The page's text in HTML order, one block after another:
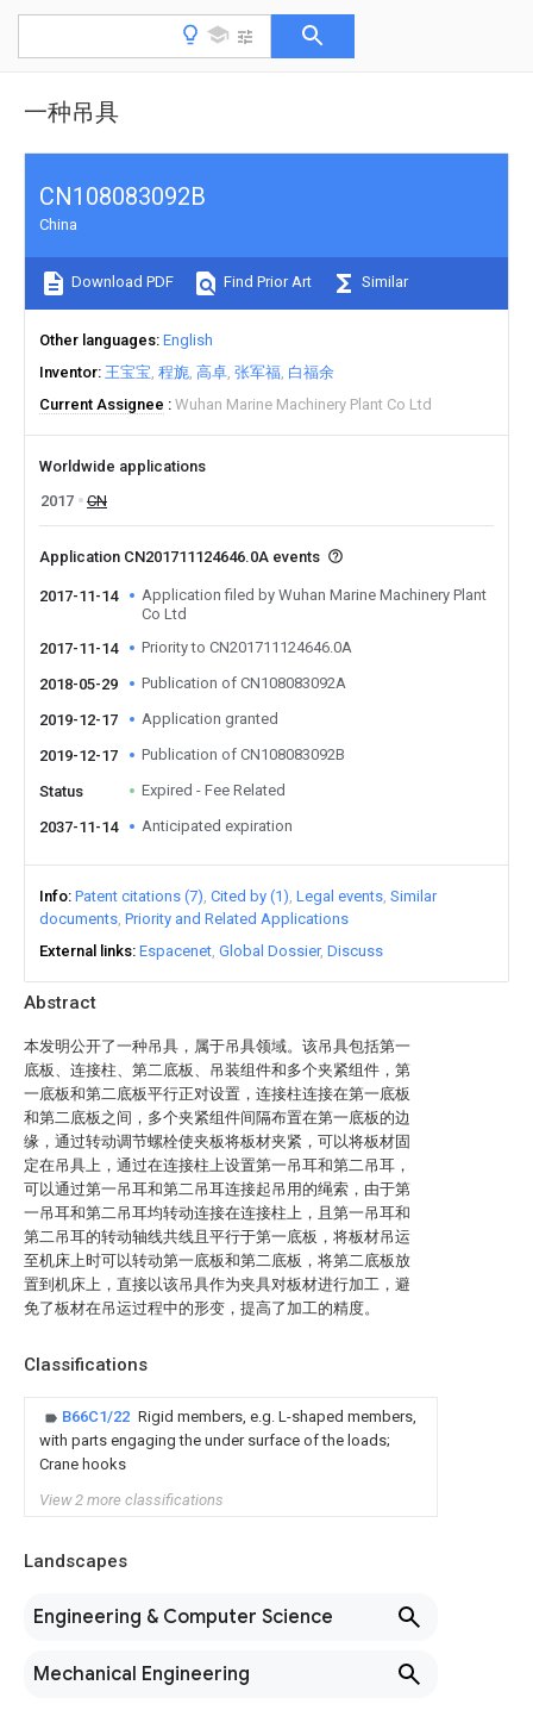
一种吊具
Abstract
本发明公开了一种吊具，属于吊具领域。该吊具包括第一
底板、连接柱、第二底板、吊装组件和多个夹紧组件，第
一底板和第二底板平行正对设置，连接柱连接在第一底板
和第二底板之间，多个夹紧组件间隔布置在第一底板的边
缘，通过转动调节螺栓使夹板将板材夹紧，可以将板材固
定在吊具上，通过在连接柱上设置第一吊耳和第二吊耳，
可以通过第一吊耳和第二吊耳连接起吊用的绳索，由于第
一吊耳和第二吊耳均转动连接在连接柱上，且第一吊耳和
第二吊耳的转动轴线共线且平行于第一底板，将板材吊运
至机床上时可以转动第一底板和第二底板，将第二底板放
置到机床上，直接以该吊具作为夹具对板材进行加工，避
免了板材在吊运过程中的形变，提高了加工的精度。
Classifications
B66C1/22 Rigid members, e.g. L-shaped members,
with parts engaging the under surface of the loads;
Crane hooks
View 2 more classifications
Landscapes
Engineering & Computer Science
Mechanical Engineering
CN108083092B
China
Download PDF Find Prior Art Similar
Other languages English
Inventor 王宝宝 程旎 高卓 张军福 白福余
Current Assignee
Wuhan Marine Machinery Plant Co Ltd
Worldwide applications
2017
CN
Application CN201711124646.0A events
2017-11-14
Application filed by Wuhan Marine Machinery Plant
Co Ltd
2017-11-14
Priority to CN201711124646.0A
2018-05-29 Publication of CN108083092A
2019-12-17 Application granted
2019-12-17 Publication of CN108083092B
Status Expired - Fee Related
2037-11-14 Anticipated expiration
Info Patent citations (7) Cited by (1) Legal events Similar
documents Priority and Related Applications
External links Espacenet Global Dossier Discuss